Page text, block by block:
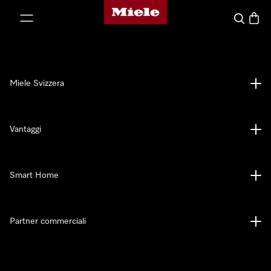
Homepage di Miele
Cerca
Miele Svizzera
Vantaggi
Smart Home
Partner commerciali